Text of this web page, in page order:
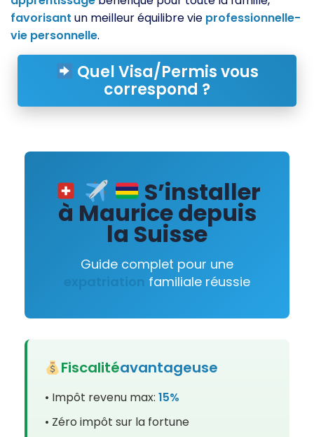
favorisant un meilleur équilibre vie professionnelle-
vie personnelle.
Quel Visa/Permis vous
correspond ?
S’installer
à Maurice depuis
la Suisse
Guide complet pour une
expatriation familiale réussie
Fiscalitéavantageuse
• Impôt revenu max: 15%
• Zéro impôt sur la fortune